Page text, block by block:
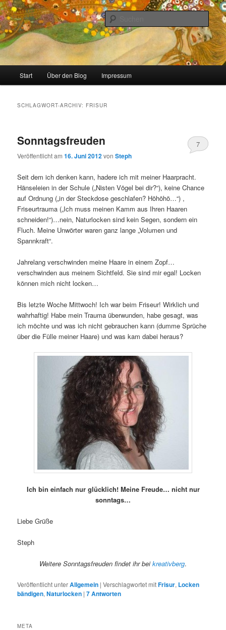
Zum
primären
Inhalt
springen
Zum
sekundären
Inhalt
springenmeinzigartig
Stricken, Nähen und alles was man selber machen kann
Start Über den Blog Impressum
SCHLAGWORT-ARCHIV: FRISUR
Sonntagsfreuden
Veröffentlicht am16. Juni 2012vonSteph
7
Seit dem ich denken kann, hadere ich mit meiner Haarpracht.
Hänseleien in der Schule („Nisten Vögel bei dir?“), keine Chance
auf Ordnung („in der Steckdose geschlafen? Höhöhö…“) ,
Friseurtrauma („Ich muss meinen Kamm aus Ihren Haaren
schneiden!“)…nein, Naturlocken sind kein Segen, sondern ein
Fluch. Meine Unwörter waren ganz lange „Volumen und
Spannkraft“.
Jahrelang verschwinden meine Haare in einem Zopf…
verschwinden aus meinem Sichtfeld. Sie sind mir egal! Locken
können mich nicht locken…
Bis letzte Woche Mittwoch! Ich war beim Friseur! Wirklich und
wahrhaftig! Habe mein Trauma überwunden, habe gesagt, was
ich möchte und was ich nicht gebrauchen kann (dumme Sprüche
über die Fülle meiner Haare) und was kam dabei heraus?
Ich bin einfach nur glücklich! Meine Freude… nicht nur
sonntags…
Liebe Grüße
Steph
Weitere Sonntagsfreuden findet ihr beikreativberg.
Veröffentlicht unterAllgemein |Verschlagwortet mitFrisur, Locken
bändigen,Naturlocken |7Antworten
META